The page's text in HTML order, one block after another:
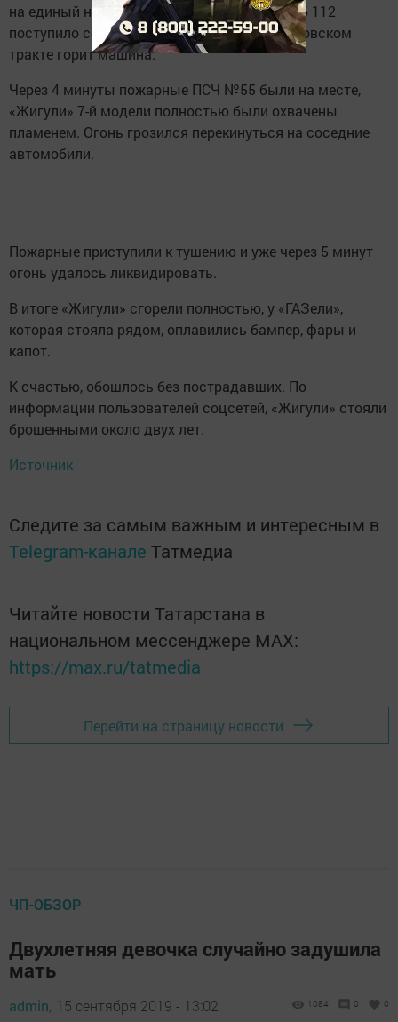
на единый номер вызова экстренных служб 112
поступило сообщение о том, что на Сармановском
тракте горит машина.
Через 4 минуты пожарные ПСЧ №55 были на месте,
«Жигули» 7-й модели полностью были охвачены
пламенем. Огонь грозился перекинуться на соседние
автомобили.
Пожарные приступили к тушению и уже через 5 минут
огонь удалось ликвидировать.
В итоге «Жигули» сгорели полностью, у «ГАЗели»,
которая стояла рядом, оплавились бампер, фары и
капот.
К счастью, обошлось без пострадавших. По
информации пользователей соцсетей, «Жигули» стояли
брошенными около двух лет.
Источник
Следите за самым важным и интересным в
Telegram-канале Татмедиа
Читайте новости Татарстана в
национальном мессенджере MАХ:
https://max.ru/tatmedia
Перейти на страницу новости
ЧП-ОБЗОР
Двухлетняя девочка случайно задушила
мать
admin, 15 сентября 2019 - 13:02 1084 0 0